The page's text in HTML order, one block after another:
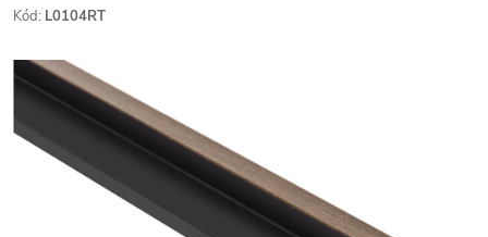
Kód: L0104RT